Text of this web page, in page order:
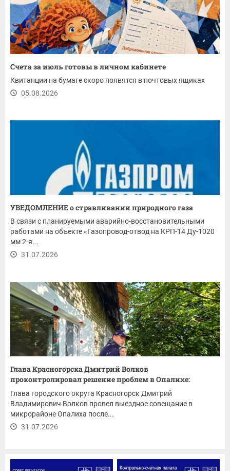
Счета за июль готовы в личном кабинете
Квитанции на бумаге скоро появятся в почтовых ящиках
05.08.2026
УВЕДОМЛЕНИЕ о стравливании природного газа
В связи с планируемыми аварийно-восстановительными
работами на объекте «Газопровод-отвод на КРП-14 Ду-1020
мм 2-я...
31.07.2026
Глава Красногорска Дмитрий Волков
проконтролировал решение проблем в Опалихе:
ремонт...
Глава городского округа Красногорск Дмитрий
Владимирович Волков провел выездное совещание в
микрорайоне Опалиха после...
31.07.2026